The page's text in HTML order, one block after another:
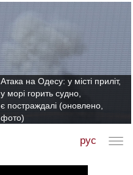
Атака на Одесу: у місті приліт,
у морі горить судно,
є постраждалі (оновлено,
фото)
рус